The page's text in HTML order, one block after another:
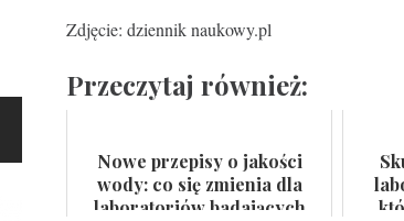
Zdjęcie: dziennik naukowy.pl
Przeczytaj również:
Nowe przepisy o jakości
wody: co się zmienia dla
laboratoriów badających